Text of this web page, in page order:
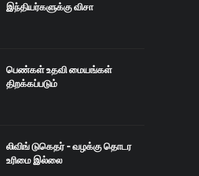
இந்தியர்களுக்கு விசா
பெண்கள் உதவி மையங்கள்
திறக்கப்படும்
லிவிங் டுகெதர் - வழக்கு தொடர
உரிமை இல்லை